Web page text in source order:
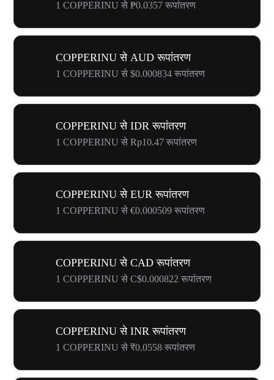
1 COPPERINU से ₱0.0357 रूपांतरण
COPPERINU से AUD रूपांतरण
1 COPPERINU से $0.000834 रूपांतरण
COPPERINU से IDR रूपांतरण
1 COPPERINU से Rp10.47 रूपांतरण
COPPERINU से EUR रूपांतरण
1 COPPERINU से €0.000509 रूपांतरण
COPPERINU से CAD रूपांतरण
1 COPPERINU से C$0.000822 रूपांतरण
COPPERINU से INR रूपांतरण
1 COPPERINU से ₹0.0558 रूपांतरण